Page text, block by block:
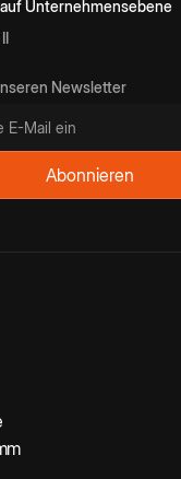
Unternehmensebene
Newsletter